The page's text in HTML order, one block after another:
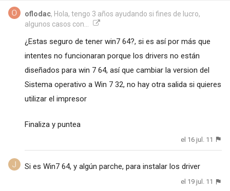
oflodac, Hola, tengo 3 años ayudando si fines de lucro,
algunos casos con...
¿Estas seguro de tener win7 64?, si es así por más que
intentes no funcionaran porque los drivers no están
diseñados para win 7 64, así que cambiar la version del
Sistema operativo a Win 7 32, no hay otra salida si quieres
utilizar el impresor
Finaliza y puntea
el 16 jul. 11
Si es Win7 64, y algún parche, para instalar los driver
el 19 jul. 11